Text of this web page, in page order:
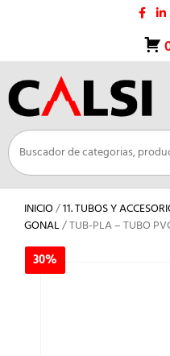
INICIO/11. TUBOS Y
GONAL/ TUB-PLA – TUBO
30%
30%